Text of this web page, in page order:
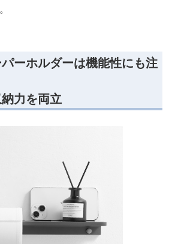
ーホルダーは機能性にも注
力を両立